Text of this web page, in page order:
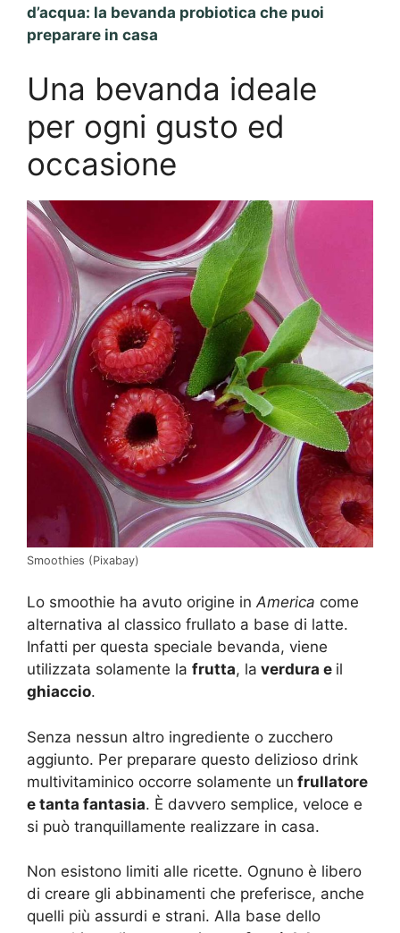
d’acqua: la bevanda probiotica che puoi
preparare in casa
Una bevanda ideale
per ogni gusto ed
occasione
Smoothies (Pixabay)
Lo smoothie ha avuto origine inAmerica come
alternativa al classico frullato a base di latte.
Infatti per questa speciale bevanda, viene
utilizzata solamente la frutta, la verdura e il
ghiaccio.
Senza nessun altro ingrediente o zucchero
aggiunto. Per preparare questo delizioso drink
multivitaminico occorre solamente un frullatore
e tanta fantasia. È davvero semplice, veloce e
si può tranquillamente realizzare in casa.
Non esistono limiti alle ricette. Ognuno è libero
di creare gli abbinamenti che preferisce, anche
quelli più assurdi e strani. Alla base dello